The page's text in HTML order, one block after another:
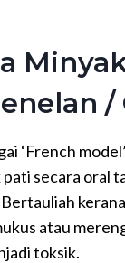
/
‘French
secara oral
atau
toksik.